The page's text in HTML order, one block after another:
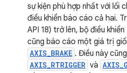
sự kiện phù hợp nhất với lối
điều khiển báo cáo cả hai.
API 18) trở lên, bộ điều
cũng báo cáo một giá trị
AXIS_BRAKE . Điều này
AXIS_RTRIGGER và